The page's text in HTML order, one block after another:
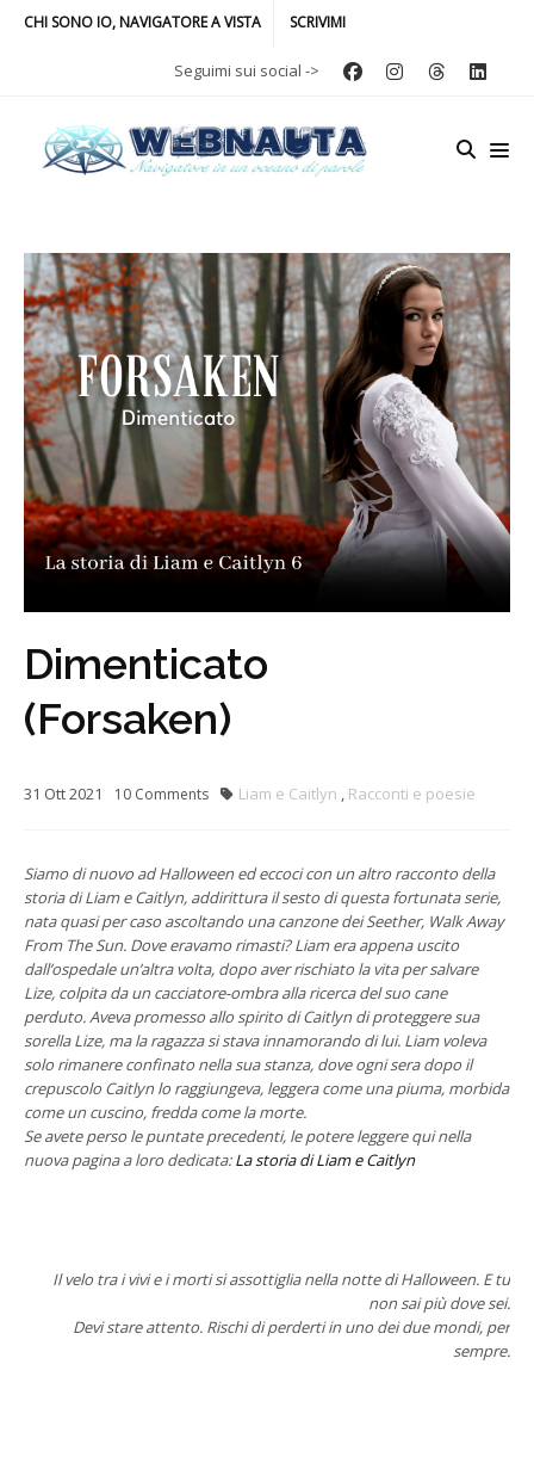
CHI SONO IO, NAVIGATORE A VISTA SCRIVIMI
Seguimi sui social ->
Dimenticato
(Forsaken)
31 Ott2021 10 Comments Liam e Caitlyn , Racconti e poesie
Siamo di nuovo ad Halloween ed eccoci con un altro racconto della
storia di Liam e Caitlyn, addirittura il sesto di questa fortunata serie,
nata quasi per caso ascoltando una canzone dei Seether, Walk Away
From The Sun. Dove eravamo rimasti? Liam era appena uscito
dall’ospedale un’altra volta, dopo aver rischiato la vita per salvare
Lize, colpita da un cacciatore-ombra alla ricerca del suo cane
perduto. Aveva promesso allo spirito di Caitlyn di proteggere sua
sorella Lize, ma la ragazza si stava innamorando di lui. Liam voleva
solo rimanere confinato nella sua stanza, dove ogni sera dopo il
crepuscolo Caitlyn lo raggiungeva, leggera come una piuma, morbida
come un cuscino, fredda come la morte.
Se avete perso le puntate precedenti, le potere leggere qui nella
nuova pagina a loro dedicata:La storia di Liam e Caitlyn
Il velo tra i vivi e i morti si assottiglia nella notte di Halloween. E tu
non sai più dove sei.
Devi stare attento. Rischi di perderti in uno dei due mondi, per
sempre.